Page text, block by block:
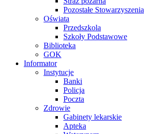
Pozostałe Stowarzyszenia
Oświata
Przedszkola
Szkoły Podstawowe
Biblioteka
GOK
Informator
Instytucje
Banki
Policja
Poczta
Zdrowie
Gabinety lekarskie
Apteka